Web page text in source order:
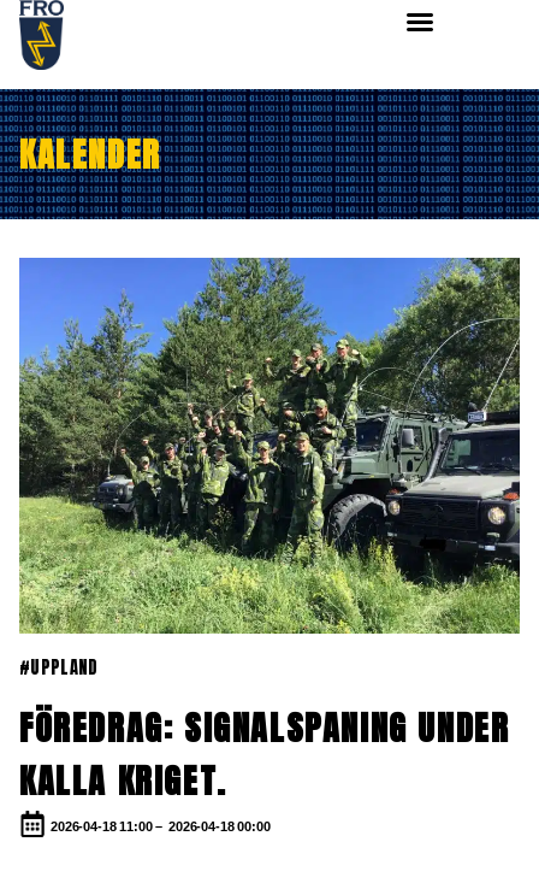
KALENDER
#UPPLAND
FÖREDRAG: SIGNALSPANING UNDER
KALLA KRIGET.
2026-04-18 11:00 – 2026-04-18 00:00